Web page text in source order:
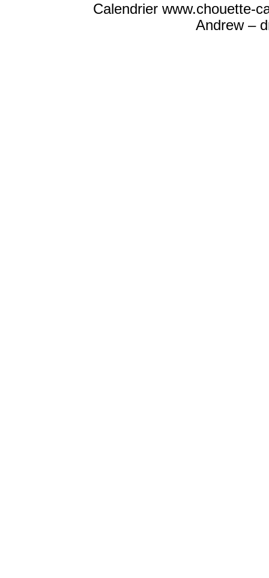
Calendrier www.chouette-
Andrew –